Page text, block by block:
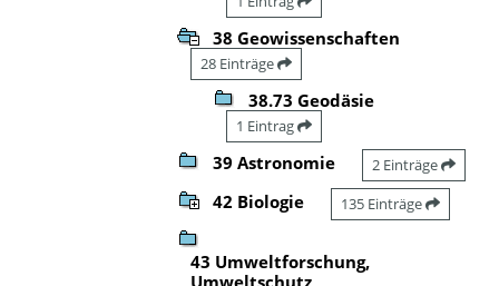
38 Geowissenschaften
28 Einträge
38.73 Geodäsie
1 Eintrag
39 Astronomie 2 Einträge
42 Biologie 135 Einträge
43 Umweltforschung,
Umweltschutz